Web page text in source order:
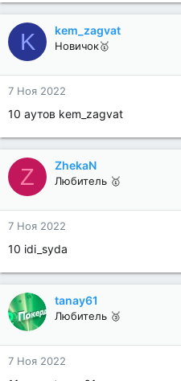
K kem_zagvat
Новичок🥇
7 Ноя 2022
10 аутов kem_zagvat
Z ZhekaN
Любитель 🥇
7 Ноя 2022
10 idi_syda
tanay61
Любитель 🥉
7 Ноя 2022